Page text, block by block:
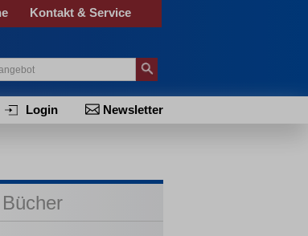
Kontakt & Service
Newsletter
Login